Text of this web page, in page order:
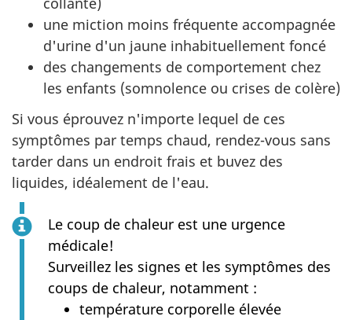
une miction moins fréquente accompagnée
d'urine d'un jaune inhabituellement foncé
des changements de comportement chez
les enfants (somnolence ou crises de colère)
Si vous éprouvez n'importe lequel de ces
symptômes par temps chaud, rendez-vous sans
tarder dans un endroit frais et buvez des
liquides, idéalement de l'eau.
Le coup de chaleur est une urgence
médicale!
Surveillez les signes et les symptômes des
coups de chaleur, notamment :
température corporelle élevée